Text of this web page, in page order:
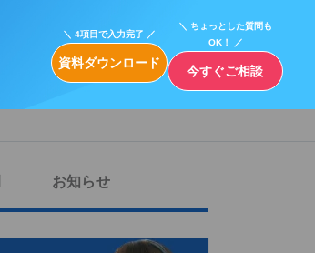
＼ 4項目で入力完了 ／
資料ダウンロード
＼ ちょっとした質問も
OK！ ／
今すぐご相談
お知らせ